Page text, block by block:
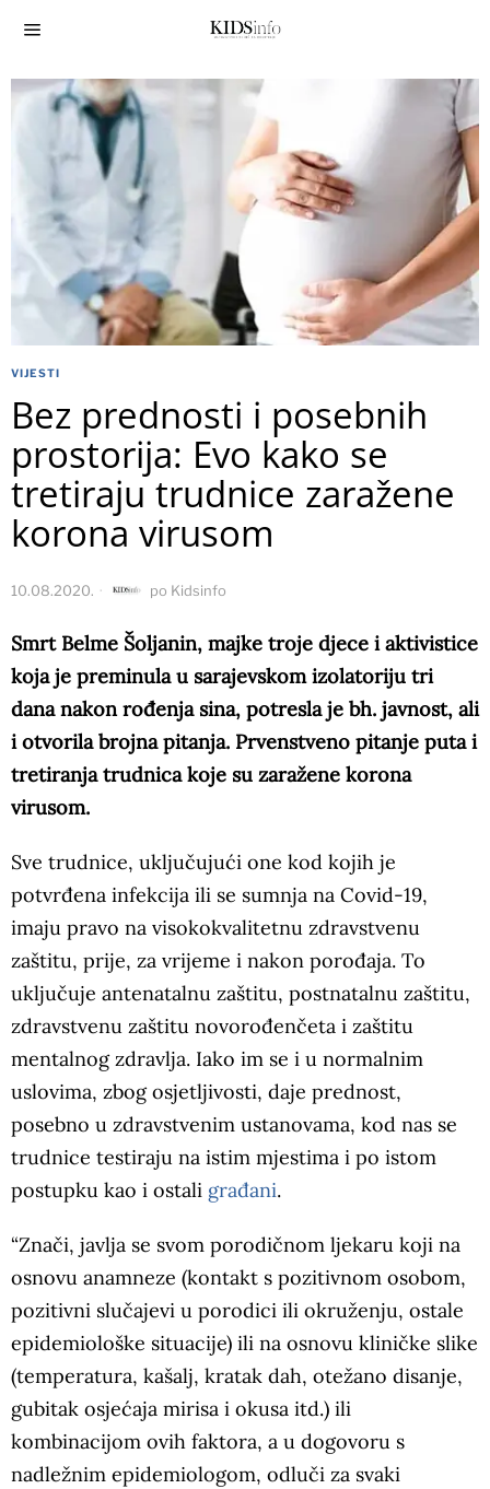
VIJESTI
Bez prednosti i posebnih
prostorija: Evo kako se
tretiraju trudnice zaražene
korona virusom
10.08.2020. po Kidsinfo
Smrt Belme Šoljanin, majke troje djece i aktivistice
koja je preminula u sarajevskom izolatoriju tri
dana nakon rođenja sina, potresla je bh. javnost, ali
i otvorila brojna pitanja. Prvenstveno pitanje puta i
tretiranja trudnica koje su zaražene korona
virusom.
Sve trudnice, uključujući one kod kojih je
potvrđena infekcija ili se sumnja na Covid-19,
imaju pravo na visokokvalitetnu zdravstvenu
zaštitu, prije, za vrijeme i nakon porođaja. To
uključuje antenatalnu zaštitu, postnatalnu zaštitu,
zdravstvenu zaštitu novorođenčeta i zaštitu
mentalnog zdravlja. Iako im se i u normalnim
uslovima, zbog osjetljivosti, daje prednost,
posebno u zdravstvenim ustanovama, kod nas se
trudnice testiraju na istim mjestima i po istom
postupku kao i ostali građani.
“Znači, javlja se svom porodičnom ljekaru koji na
osnovu anamneze (kontakt s pozitivnom osobom,
pozitivni slučajevi u porodici ili okruženju, ostale
epidemiološke situacije) ili na osnovu kliničke slike
(temperatura, kašalj, kratak dah, otežano disanje,
gubitak osjećaja mirisa i okusa itd.) ili
kombinacijom ovih faktora, a u dogovoru s
nadležnim epidemiologom, odluči za svaki